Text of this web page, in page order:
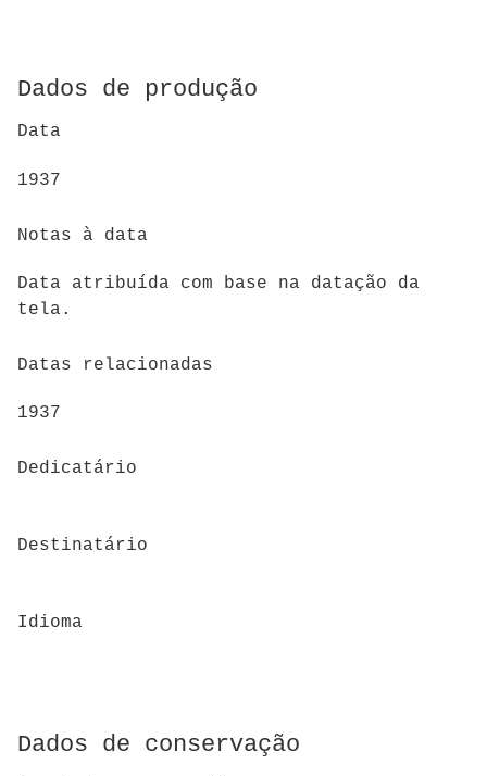
Dados de produção
Data
1937
Notas à data
Data atribuída com base na datação da
tela.
Datas relacionadas
1937
Dedicatário
Destinatário
Idioma
Dados de conservação